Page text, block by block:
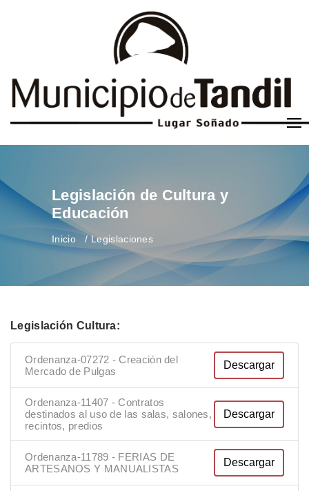
Legislación de Cultura y
Educación
Inicio Legislaciones
Legislación Cultura:
Ordenanza-07272 - Creación del
Mercado de Pulgas
Descargar
Ordenanza-11407 - Contratos
destinados al uso de las salas, salones,
recintos, predios
Descargar
Ordenanza-11789 - FERIAS DE
ARTESANOS Y MANUALISTAS
Descargar